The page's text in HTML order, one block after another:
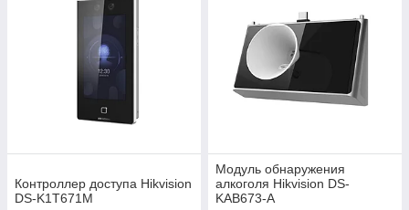
Контроллер доступа Hikvision
DS-K1T671M
Модуль обнаружения
алкоголя Hikvision DS-
KAB673-A